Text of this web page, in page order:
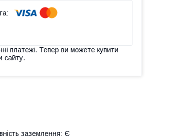
платежі. Тепер ви можете купити
сайту.
заземлення: Є